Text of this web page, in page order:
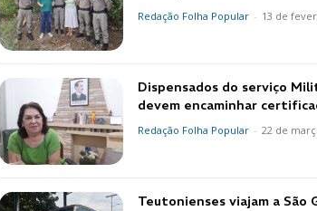
Redação Folha Popular - 13 de
Dispensados do serviço
devem encaminhar
Redação Folha Popular - 22 de
Teutonienses viajam a São